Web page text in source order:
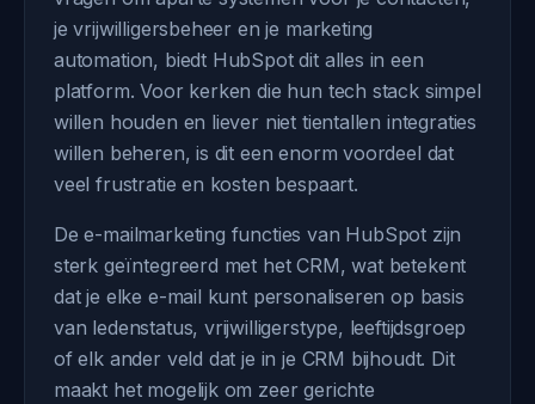
je vrijwilligersbeheer en je marketing
automation, biedt HubSpot dit alles in een
platform. Voor kerken die hun tech stack simpel
willen houden en liever niet tientallen integraties
willen beheren, is dit een enorm voordeel dat
veel frustratie en kosten bespaart.
De e-mailmarketing functies van HubSpot zijn
sterk geïntegreerd met het CRM, wat betekent
dat je elke e-mail kunt personaliseren op basis
van ledenstatus, vrijwilligerstype, leeftijdsgroep
of elk ander veld dat je in je CRM bijhoudt. Dit
maakt het mogelijk om zeer gerichte